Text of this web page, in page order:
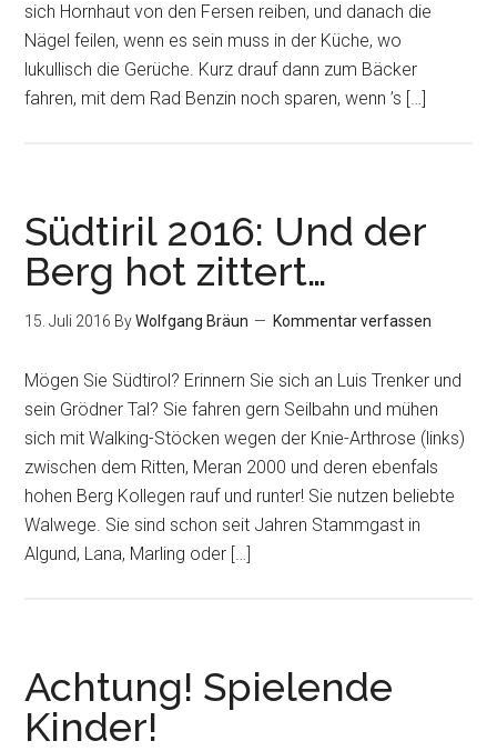
sich Hornhaut von den Fersen reiben, und danach die
Nägel feilen, wenn es sein muss in der Küche, wo
lukullisch die Gerüche. Kurz drauf dann zum Bäcker
fahren, mit dem Rad Benzin noch sparen, wenn ’s […]
Südtiril 2016: Und der
Berg hot zittert…
15. Juli 2016 ByWolfgang Bräun Kommentar verfassen
Mögen Sie Südtirol? Erinnern Sie sich an Luis Trenker und
sein Grödner Tal? Sie fahren gern Seilbahn und mühen
sich mit Walking-Stöcken wegen der Knie-Arthrose (links)
zwischen dem Ritten, Meran 2000 und deren ebenfals
hohen Berg Kollegen rauf und runter! Sie nutzen beliebte
Walwege. Sie sind schon seit Jahren Stammgast in
Algund, Lana, Marling oder […]
Achtung! Spielende
Kinder!